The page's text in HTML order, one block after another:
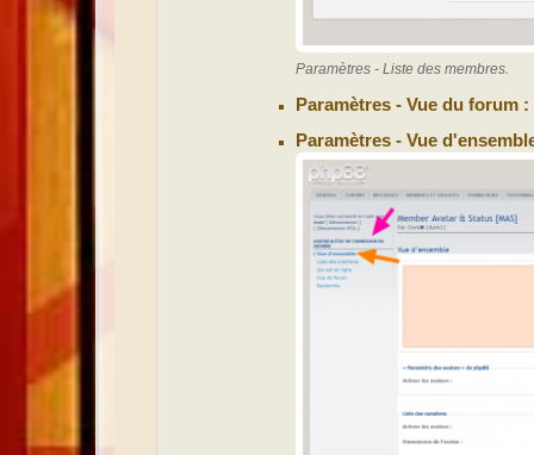
Paramètres - Liste des membres.
Paramètres - Vue du forum :
Paramètres - Vue